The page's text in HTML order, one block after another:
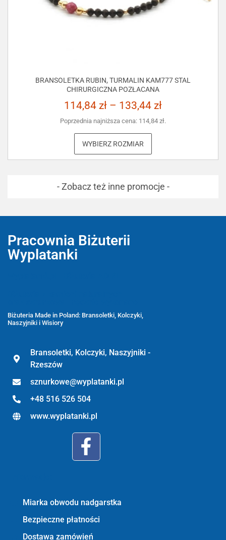
BRANSOLETKA RUBIN, TURMALIN KAM777 STAL
CHIRURGICZNA POZŁACANA
114,84 zł – 133,44 zł
Poprzednia najniższa cena: 114,84 zł.
WYBIERZ ROZMIAR
- Zobacz też inne promocje -
Pracownia Biżuterii
Wyplatanki
Biżuteria Made in Poland: Bransoletki, Kolczyki,
Naszyjniki i Wisiory
Bransoletki, Kolczyki, Naszyjniki -
Rzeszów
sznurkowe@wyplatanki.pl
+48 516 526 504
www.wyplatanki.pl
Miarka obwodu nadgarstka
Bezpieczne płatności
Dostawa zamówień